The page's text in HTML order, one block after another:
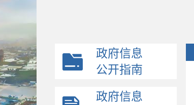
政府信息
公开指南
政府信息